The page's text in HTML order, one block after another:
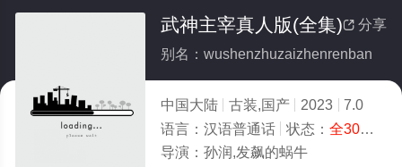
 分享
武神主宰真人版(全集)
别名：wushenzhuzaizhenrenban
中国大陆 古装,国产 2023
7.0
语言： 汉语普通话 状态： 全30集
导演： 孙润,发飙的蜗牛